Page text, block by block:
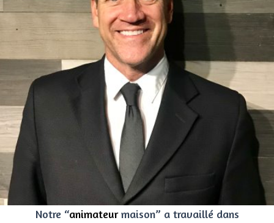
Notre “animateurmaison” a travaillé dans